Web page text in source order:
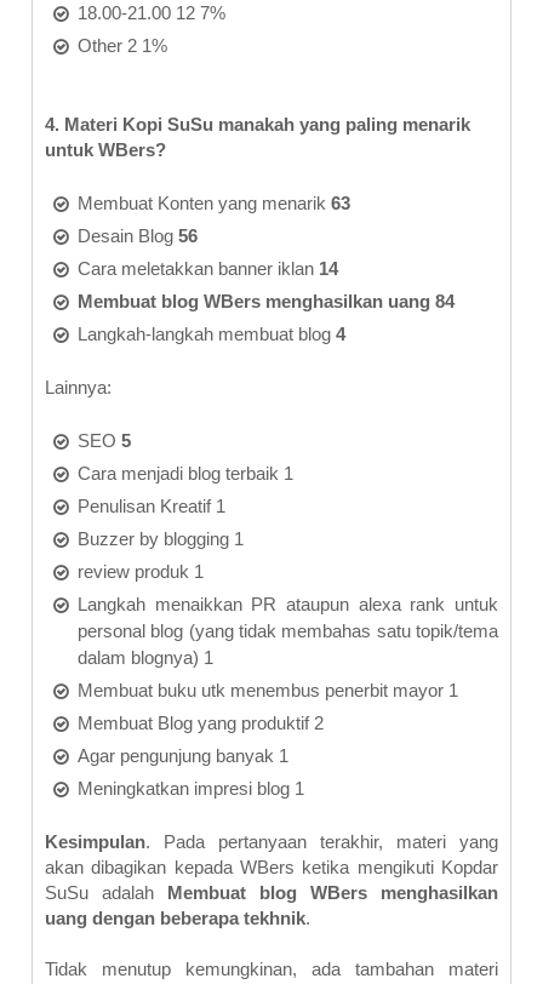
18.00-21.00 12 7%
Other 2 1%
4. Materi Kopi SuSu manakah yang paling menarik
untuk WBers?
Membuat Konten yang menarik 63
Desain Blog 56
Cara meletakkan banner iklan 14
Membuat blog WBers menghasilkan uang 84
Langkah-langkah membuat blog 4
Lainnya:
SEO 5
Cara menjadi blog terbaik 1
Penulisan Kreatif 1
Buzzer by blogging 1
review produk 1
Langkah menaikkan PR ataupun alexa rank untuk
personal blog (yang tidak membahas satu topik/tema
dalam blognya) 1
Membuat buku utk menembus penerbit mayor 1
Membuat Blog yang produktif 2
Agar pengunjung banyak 1
Meningkatkan impresi blog 1
Kesimpulan. Pada pertanyaan terakhir, materi yang
akan dibagikan kepada WBers ketika mengikuti Kopdar
SuSu adalah Membuat blog WBers menghasilkan
uang dengan beberapa tekhnik.
Tidak menutup kemungkinan, ada tambahan materi